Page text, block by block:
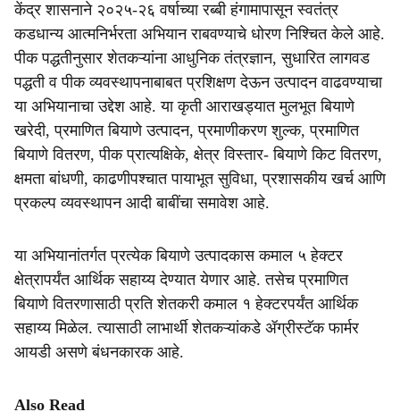
केंद्र शासनाने २०२५-२६ वर्षाच्या रब्बी हंगामापासून स्वतंत्र
कडधान्य आत्मनिर्भरता अभियान राबवण्याचे धोरण निश्चित केले आहे.
पीक पद्धतीनुसार शेतकऱ्यांना आधुनिक तंत्रज्ञान, सुधारित लागवड
पद्धती व पीक व्यवस्थापनाबाबत प्रशिक्षण देऊन उत्पादन वाढवण्याचा
या अभियानाचा उद्देश आहे. या कृती आराखड्यात मुलभूत बियाणे
खरेदी, प्रमाणित बियाणे उत्पादन, प्रमाणीकरण शुल्क, प्रमाणित
बियाणे वितरण, पीक प्रात्यक्षिके, क्षेत्र विस्तार- बियाणे किट वितरण,
क्षमता बांधणी, काढणीपश्चात पायाभूत सुविधा, प्रशासकीय खर्च आणि
प्रकल्प व्यवस्थापन आदी बाबींचा समावेश आहे.
या अभियानांतर्गत प्रत्येक बियाणे उत्पादकास कमाल ५ हेक्टर
क्षेत्रापर्यंत आर्थिक सहाय्य देण्यात येणार आहे. तसेच प्रमाणित
बियाणे वितरणासाठी प्रति शेतकरी कमाल १ हेक्टरपर्यंत आर्थिक
सहाय्य मिळेल. त्यासाठी लाभार्थी शेतकऱ्यांकडे ॲग्रीस्टॅक फार्मर
आयडी असणे बंधनकारक आहे.
Also Read